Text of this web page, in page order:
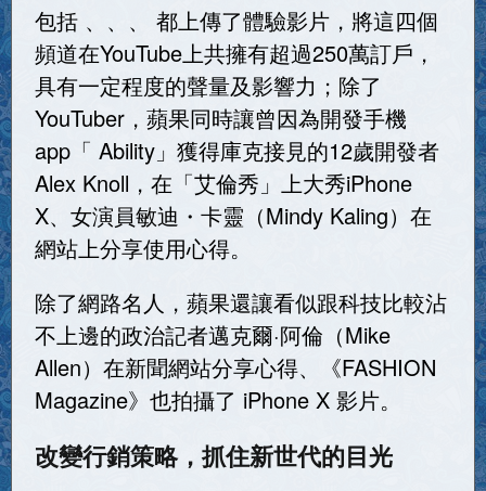
包括 、、、 都上傳了體驗影片，將這四個
頻道在YouTube上共擁有超過250萬訂戶，
具有一定程度的聲量及影響力；除了
YouTuber，蘋果同時讓曾因為開發手機
app「 Ability」獲得庫克接見的12歲開發者
Alex Knoll，在「艾倫秀」上大秀iPhone
X、女演員敏迪・卡靈（Mindy Kaling）在
網站上分享使用心得。
除了網路名人，蘋果還讓看似跟科技比較沾
不上邊的政治記者邁克爾·阿倫（Mike
Allen）在新聞網站分享心得、《FASHION
Magazine》也拍攝了 iPhone X 影片。
改變行銷策略，抓住新世代的目光